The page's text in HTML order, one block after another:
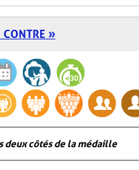
CONTRE »
deux côtés de la médaille